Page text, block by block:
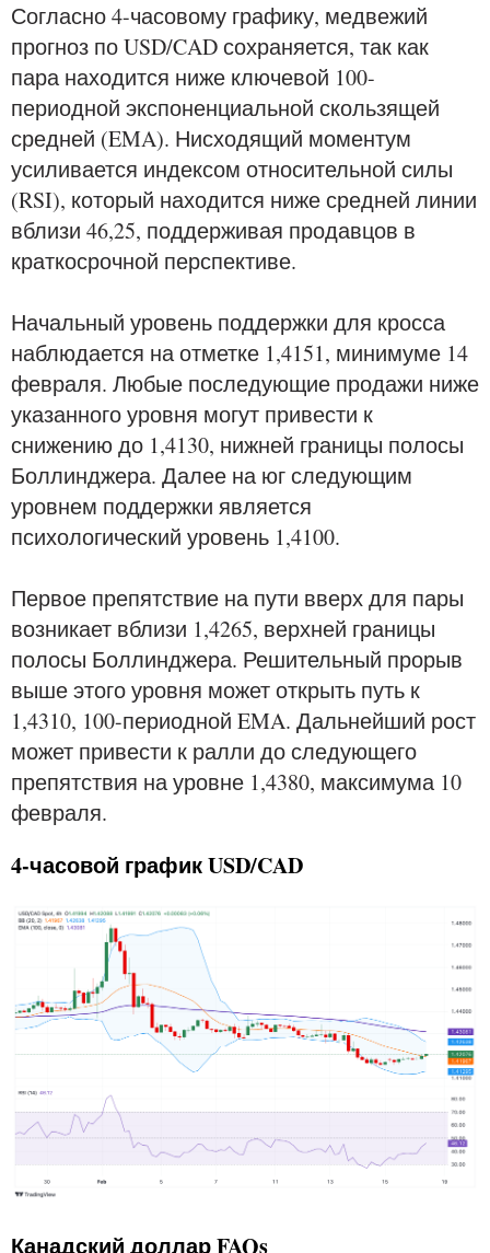
Согласно 4-часовому графику, медвежий
прогноз по USD/CAD сохраняется, так как
пара находится ниже ключевой 100-
периодной экспоненциальной скользящей
средней (EMA). Нисходящий моментум
усиливается индексом относительной силы
(RSI), который находится ниже средней линии
вблизи 46,25, поддерживая продавцов в
краткосрочной перспективе.
Начальный уровень поддержки для кросса
наблюдается на отметке 1,4151, минимуме 14
февраля. Любые последующие продажи ниже
указанного уровня могут привести к
снижению до 1,4130, нижней границы полосы
Боллинджера. Далее на юг следующим
уровнем поддержки является
психологический уровень 1,4100.
Первое препятствие на пути вверх для пары
возникает вблизи 1,4265, верхней границы
полосы Боллинджера. Решительный прорыв
выше этого уровня может открыть путь к
1,4310, 100-периодной EMA. Дальнейший рост
может привести к ралли до следующего
препятствия на уровне 1,4380, максимума 10
февраля.
4-часовой график USD/CAD
Канадский доллар FAQs